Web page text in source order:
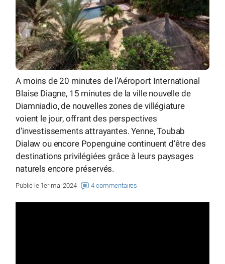
A moins de 20 minutes de l’Aéroport International
Blaise Diagne, 15 minutes de la ville nouvelle de
Diamniadio, de nouvelles zones de villégiature
voient le jour, offrant des perspectives
d’investissements attrayantes. Yenne, Toubab
Dialaw ou encore Popenguine continuent d’être des
destinations privilégiées grâce à leurs paysages
naturels encore préservés.
Publié le 1er mai 2024 4 commentaires